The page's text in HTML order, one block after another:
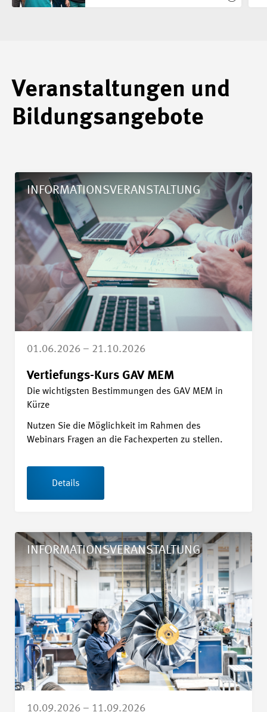
Veranstaltungen und
Bildungsangebote
INFORMATIONSVERANSTALTUNG
01.06.2026 – 21.10.2026
Vertiefungs-Kurs GAV MEM
Die wichtigsten Bestimmungen des GAV MEM in
Kürze
Nutzen Sie die Möglichkeit im Rahmen des
Webinars Fragen an die Fachexperten zu stellen.
Details
Details Vertiefungs-Kurs GAV MEM
INFORMATIONSVERANSTALTUNG
10.09.2026 – 11.09.2026
Details Seminar «Grundwissen Arbeitssicherheit und